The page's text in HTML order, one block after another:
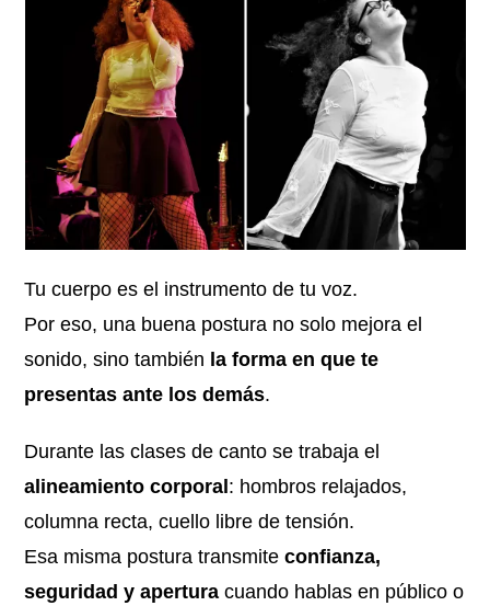
Tu cuerpo es el instrumento de tu voz.
Por eso, una buena postura no solo mejora el
sonido, sino también la forma en que te
presentas ante los demás.
Durante las clases de canto se trabaja el
alineamiento corporal : hombros relajados,
columna recta, cuello libre de tensión.
Esa misma postura transmiteconfianza,
seguridad y apertura cuando hablas en público o